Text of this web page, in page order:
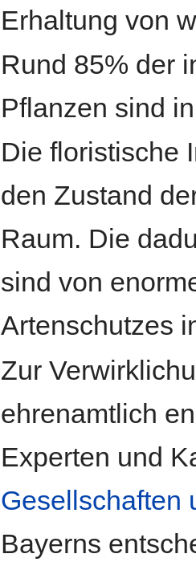
Erhaltung von
Rund 85% der
Pflanzen sind
Die floristische
den Zustand
Raum. Die
sind von
Artenschutzes
Zur
ehrenamtlich
Experten und
Gesellschaften
Bayerns